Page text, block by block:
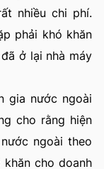
nhiều chi phí.
phải khó khăn
ở lại nhà máy
gia nước ngoài
cho rằng hiện
ngoài theo
khăn cho doanh